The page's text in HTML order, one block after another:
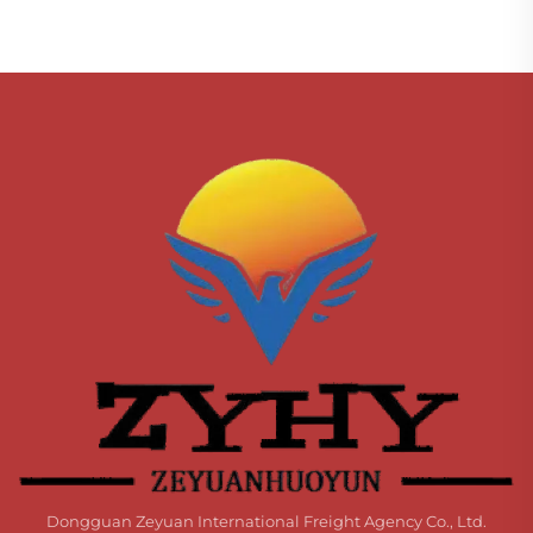
Dongguan Zeyuan International Freight Agency Co., Ltd.